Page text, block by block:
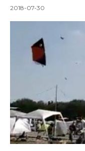
2018-07-30